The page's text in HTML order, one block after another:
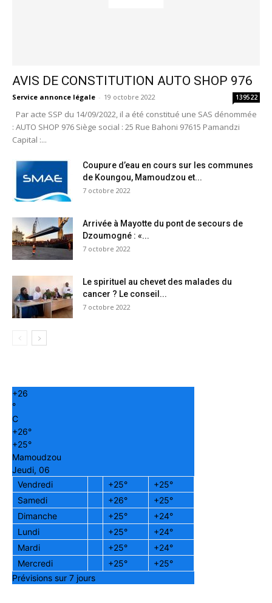
AVIS DE CONSTITUTION AUTO SHOP 976
Service annonce légale - 19 octobre 2022 139522
Par acte SSP du 14/09/2022, il a été constitué une SAS dénommée
: AUTO SHOP 976 Siège social : 25 Rue Bahoni 97615 Pamandzi
Capital :...
Coupure d’eau en cours sur les communes
de Koungou, Mamoudzou et...
7 octobre 2022
Arrivée à Mayotte du pont de secours de
Dzoumogné : «...
7 octobre 2022
Le spirituel au chevet des malades du
cancer ? Le conseil...
7 octobre 2022
+26
°
C
+26°
+25°
Mamoudzou
Jeudi, 06
Vendredi
+25° +25°
Samedi
+26° +25°
Dimanche
+25° +24°
Lundi
+25° +24°
Mardi
+25° +24°
Mercredi
+25° +25°
Prévisions sur 7 jours